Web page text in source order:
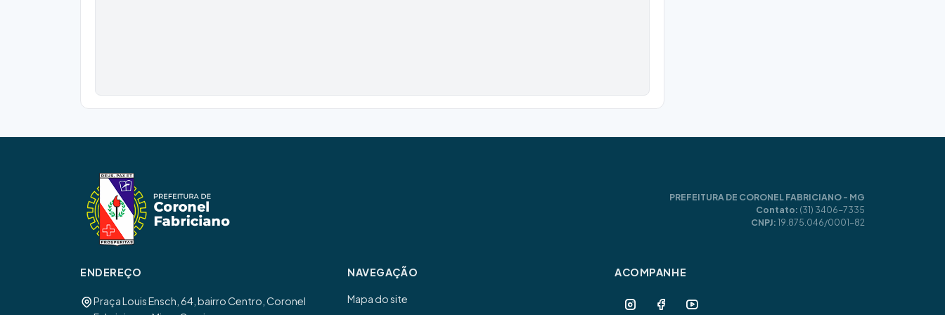
PREFEITURA DE CORONEL FABRICIANO - MG
Contato: (31) 3406-7335
CNPJ:19.875.046/0001-82
ENDEREÇO
Praça Louis Ensch, 64, bairro Centro, Coronel
NAVEGAÇÃO
Mapa do site
ACOMPANHE